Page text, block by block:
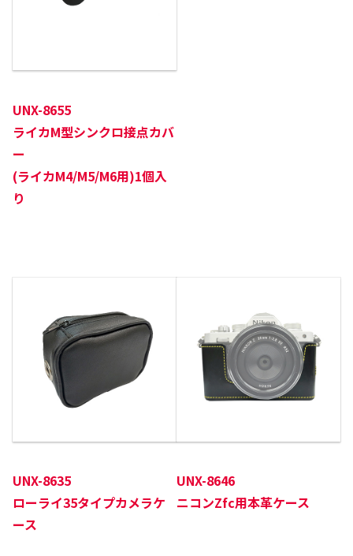
UNX-8655
ライカM型シンクロ接点カバ
ー
(ライカM4/M5/M6用)1個入
り
UNX-8635
ローライ35タイプカメラケ
ース
UNX-8646
ニコンZfc用本革ケース